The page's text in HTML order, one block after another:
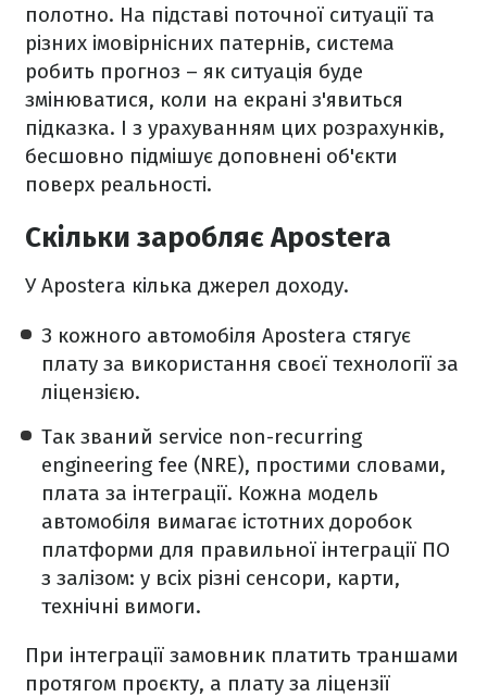
полотно. На підставі поточної ситуації та
різних імовірнісних патернів, система
робить прогноз – як ситуація буде
змінюватися, коли на екрані з'явиться
підказка. І з урахуванням цих розрахунків,
бесшовно підмішує доповнені об'єкти
поверх реальності.
Скільки заробляє Apostera
У Apostera кілька джерел доходу.
З кожного автомобіля Apostera стягує
плату за використання своєї технології за
ліцензією.
Так званий service non-recurring
engineering fee (NRE), простими словами,
плата за інтеграції. Кожна модель
автомобіля вимагає істотних доробок
платформи для правильної інтеграції ПО
з залізом: у всіх різні сенсори, карти,
технічні вимоги.
При інтеграції замовник платить траншами
протягом проєкту, а плату за ліцензії